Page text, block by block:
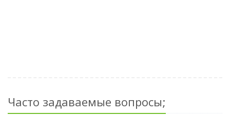
Часто задаваемые вопросы;